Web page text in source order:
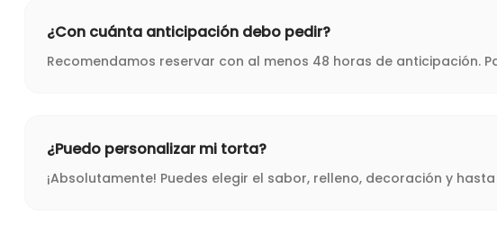
¿Con cuánta anticipación debo pedir?
Recomendamos reservar con al menos 48 horas de anticipación.
¿Puedo personalizar mi torta?
¡Absolutamente! Puedes elegir el sabor, relleno, decoración y